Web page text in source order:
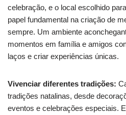
celebração, e o local escolhido
papel fundamental na criação de
sempre. Um ambiente
momentos em família e amigos
laços e criar experiências únicas.
Vivenciar diferentes tradições:
tradições natalinas, desde
eventos e celebrações especiais.